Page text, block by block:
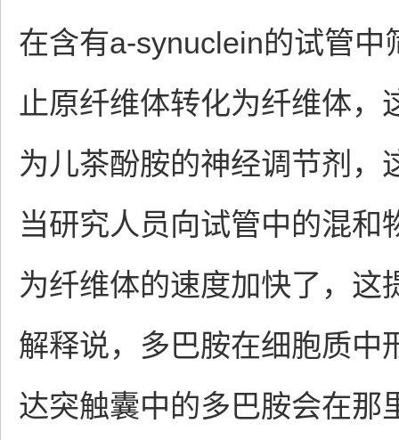
在含有a-synuclein的试管
止原纤维体转化为纤维体
为儿茶酚胺的神经调节剂，
当研究人员向试管中的混和
为纤维体的速度加快了，这
解释说，多巴胺在细胞质中
达突触囊中的多巴胺会在那